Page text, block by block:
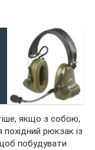
якщо з собою,
рюкзак із
побудувати